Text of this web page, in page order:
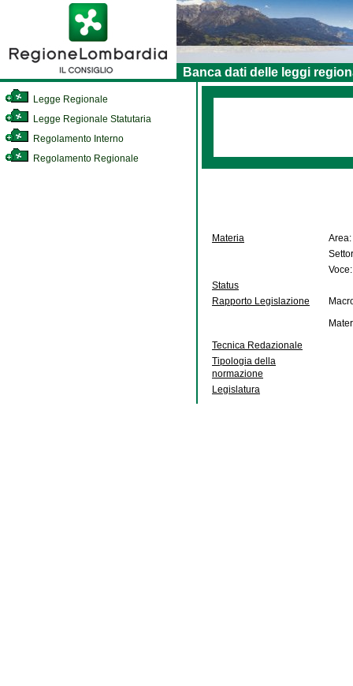
Banca dati delle leggi
Legge Regionale
Legge Regionale Statutaria
Regolamento Interno
Regolamento Regionale
Materia
Area:
Voce:
Status
Rapporto Legislazione
Tecnica Redazionale
Tipologia della
normazione
Legislatura